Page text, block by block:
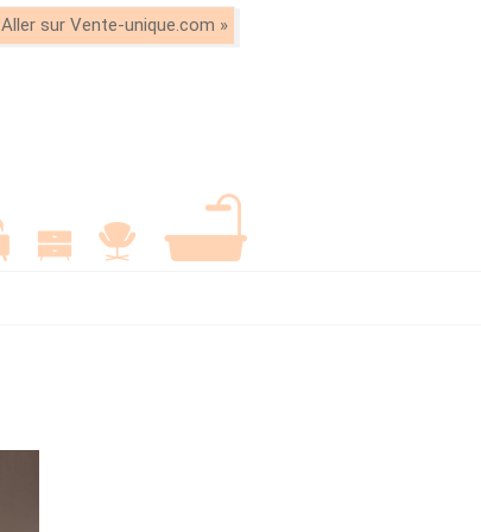
Aller sur Vente-unique.com »